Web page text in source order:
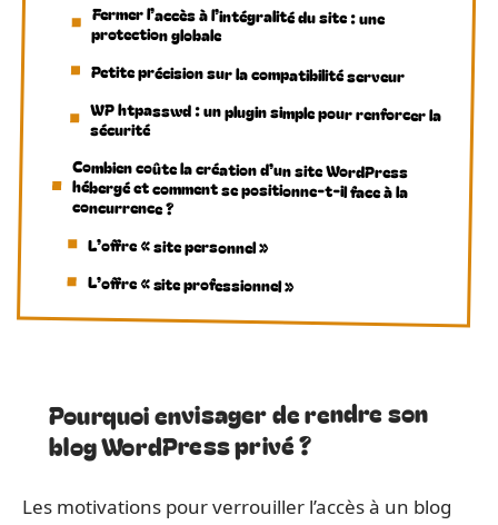
Fermer l’accès à l’intégralité du site : une
protection globale
Petite précision sur la compatibilité serveur
WP htpasswd : un plugin simple pour renforcer la
sécurité
Combien coûte la création d’un site WordPress
hébergé et comment se positionne-t-il face à la
concurrence ?
L’offre « site personnel »
L’offre « site professionnel »
Pourquoi envisager de rendre son
blog WordPress privé ?
Les motivations pour verrouiller l’accès à un blog